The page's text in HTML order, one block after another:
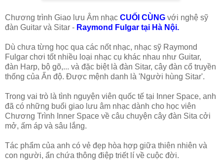
Chương trình Giao lưu Âm nhạc CUỐI CÙNG với nghệ sỹ
đàn Guitar và Sitar - Raymond Fulgar tại Hà Nội.
Dù chưa từng học qua các nốt nhạc, nhạc sỹ Raymond
Fulgar chơi tốt nhiều loại nhạc cụ khác nhau như Guitar,
đàn Harp, bộ gõ,... và đặc biệt là đàn Sitar, cây đàn cổ truyền
thống của Ấn độ. Được mệnh danh là 'Người hùng Sitar'.
Trong vai trò là tình nguyện viên quốc tế tại Inner Space, anh
đã có những buổi giao lưu âm nhạc dành cho học viên
Chương Trình Inner Space về câu chuyện cây đàn Sita cởi
mở, ấm áp và sâu lắng.
Tác phẩm của anh có vẻ đẹp hòa hợp giữa thiên nhiên và
con người, ẩn chứa thông điệp triết lí về cuộc đời.